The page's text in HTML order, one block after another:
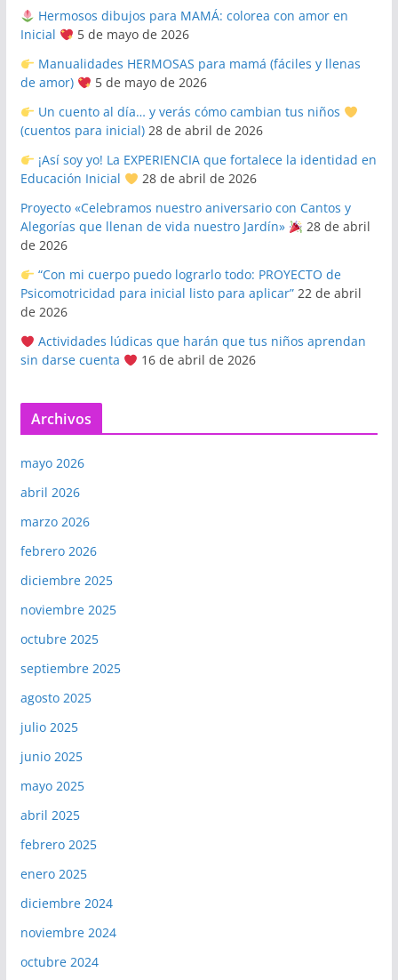
Hermosos dibujos para MAMÁ: colorea con amor en
Inicial
5 de mayo de 2026
Manualidades HERMOSAS para mamá (fáciles y llenas
de amor)
5 de mayo de 2026
Un cuento al día… y verás cómo cambian tus niños
(cuentos para inicial) 28 de abril de 2026
¡Así soy yo! La EXPERIENCIA que fortalece la identidad en
Educación Inicial
28 de abril de 2026
Proyecto «Celebramos nuestro aniversario con Cantos y
Alegorías que llenan de vida nuestro Jardín»
28 de abril
de 2026
“Con mi cuerpo puedo lograrlo todo: PROYECTO de
Psicomotricidad para inicial listo para aplicar” 22 de abril
de 2026
Actividades lúdicas que harán que tus niños aprendan
sin darse cuenta
16 de abril de 2026
Archivos
mayo 2026
abril 2026
marzo 2026
febrero 2026
diciembre 2025
noviembre 2025
octubre 2025
septiembre 2025
agosto 2025
julio 2025
junio 2025
mayo 2025
abril 2025
febrero 2025
enero 2025
diciembre 2024
noviembre 2024
octubre 2024